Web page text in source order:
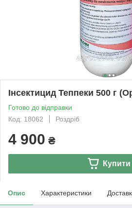
Інсектицид Теппеки 500 г
Готово до відправки
Код: 18062
Роздріб
4 900 ₴
Купити
Опис Характеристики